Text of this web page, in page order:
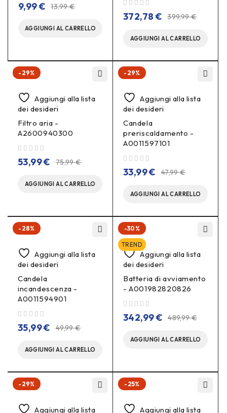
13,99€
9,99€
AGGIUNGI AL CARRELLO
399,99€
372,78€
AGGIUNGI AL CARRELLO
-29%
Aggiungi alla lista
dei desideri
Filtro aria -
A2600940300
75,99€
53,99€
AGGIUNGI AL CARRELLO
-29%
Aggiungi alla lista
dei desideri
Candela
preriscaldamento -
A0011597101
47,99€
33,99€
AGGIUNGI AL CARRELLO
-28%
Aggiungi alla lista
dei desideri
Candela
incandescenza -
A0011594901
49,99€
35,99€
AGGIUNGI AL CARRELLO
-30%
TREND
Aggiungi alla lista
dei desideri
Batteria di avviamento
- A001982820826
489,99€
342,99€
AGGIUNGI AL CARRELLO
-29%
Aggiungi alla lista
-25%
Aggiungi alla lista